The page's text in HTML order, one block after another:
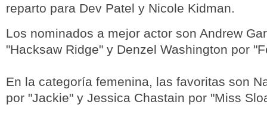
reparto para Dev Patel y Nicole Kidman.
Los nominados a mejor actor son Andrew
"Hacksaw Ridge" y Denzel Washington por
En la categoría femenina, las favoritas son
por "Jackie" y Jessica Chastain por "Miss